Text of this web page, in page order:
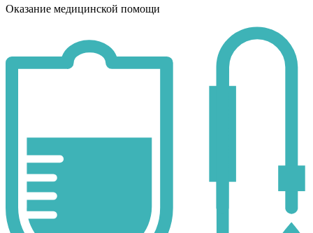
Оказание медицинской помощи